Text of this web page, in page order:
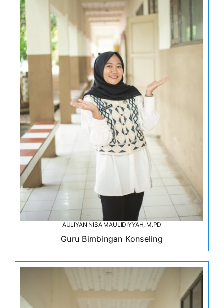
AULIYAN NISA MAULIDIYYAH, M.PD
Guru Bimbingan Konseling